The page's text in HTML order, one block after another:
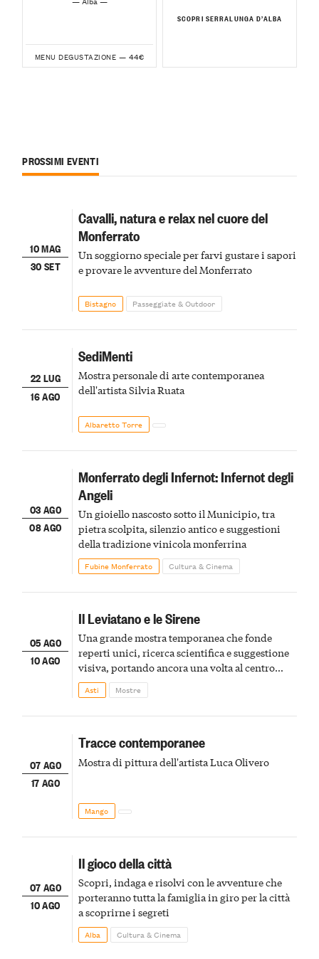
MENU DEGUSTAZIONE — 44€
SCOPRI SERRALUNGA D’ALBA
PROSSIMI EVENTI
10 MAG
30 SET
Cavalli, natura e relax nel cuore del
Monferrato
Un soggiorno speciale per farvi gustare i sapori
e provare le avventure del Monferrato
Bistagno Passeggiate & Outdoor
22 LUG
16 AGO
SediMenti
Mostra personale di arte contemporanea
dell'artista Silvia Ruata
Albaretto Torre
03 AGO
08 AGO
Monferrato degli Infernot: Infernot degli
Angeli
Un gioiello nascosto sotto il Municipio, tra
pietra scolpita, silenzio antico e suggestioni
della tradizione vinicola monferrina
Fubine Monferrato Cultura & Cinema
05 AGO
10 AGO
Il Leviatano e le Sirene
Una grande mostra temporanea che fonde
reperti unici, ricerca scientifica e suggestione
visiva, portando ancora una volta al centro
della scena le meraviglie del passato astigiano
Asti Mostre
07 AGO
17 AGO
Tracce contemporanee
Mostra di pittura dell'artista Luca Olivero
Mango
07 AGO
10 AGO
Il gioco della città
Scopri, indaga e risolvi con le avventure che
porteranno tutta la famiglia in giro per la città
a scoprirne i segreti
Alba Cultura & Cinema